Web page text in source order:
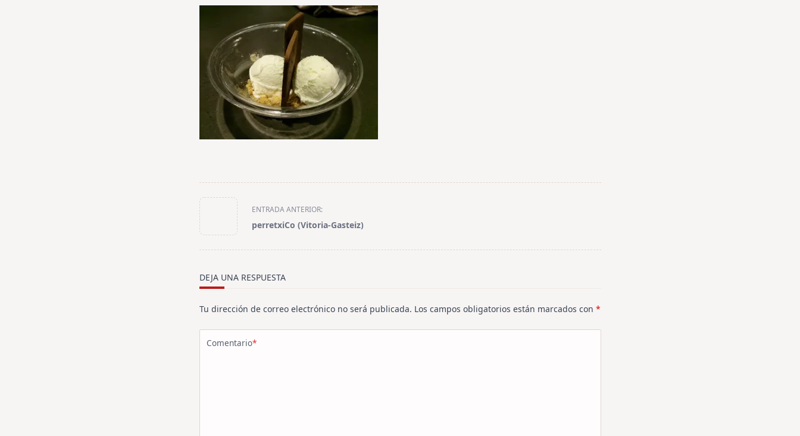
<span
class="nav-
subtitle
screen-
text">Página</span>
ENTRADA ANTERIOR:
perretxiCo (Vitoria-Gasteiz)
DEJA UNA RESPUESTA
Tu dirección de correo electrónico no será publicada. Los campos obligatorios están marcados con *
Comentario*